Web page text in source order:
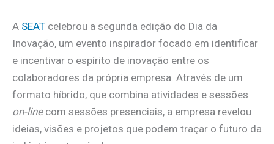
A SEAT celebrou a segunda edição do Dia da
Inovação, um evento inspirador focado em identificar
e incentivar o espírito de inovação entre os
colaboradores da própria empresa. Através de um
formato híbrido, que combina atividades e sessões
on-linecom sessões presenciais, a empresa revelou
ideias, visões e projetos que podem traçar o futuro da